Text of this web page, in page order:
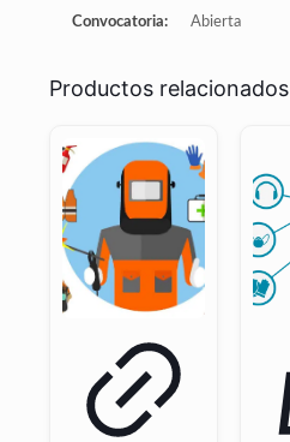
Convocatoria: Abierta
Productos relacionados